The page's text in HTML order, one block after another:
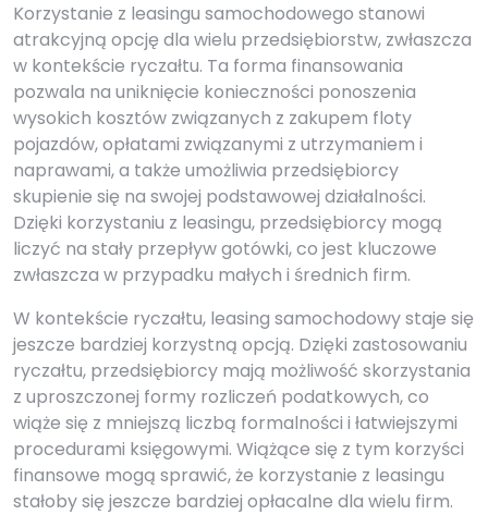
Korzystanie z leasingu samochodowego stanowi
atrakcyjną opcję dla wielu przedsiębiorstw, zwłaszcza
w kontekście ryczałtu. Ta forma finansowania
pozwala na uniknięcie konieczności ponoszenia
wysokich kosztów związanych z zakupem floty
pojazdów, opłatami związanymi z utrzymaniem i
naprawami, a także umożliwia przedsiębiorcy
skupienie się na swojej podstawowej działalności.
Dzięki korzystaniu z leasingu, przedsiębiorcy mogą
liczyć na stały przepływ gotówki, co jest kluczowe
zwłaszcza w przypadku małych i średnich firm.
W kontekście ryczałtu, leasing samochodowy staje się
jeszcze bardziej korzystną opcją. Dzięki zastosowaniu
ryczałtu, przedsiębiorcy mają możliwość skorzystania
z uproszczonej formy rozliczeń podatkowych, co
wiąże się z mniejszą liczbą formalności i łatwiejszymi
procedurami księgowymi. Wiążące się z tym korzyści
finansowe mogą sprawić, że korzystanie z leasingu
stałoby się jeszcze bardziej opłacalne dla wielu firm.